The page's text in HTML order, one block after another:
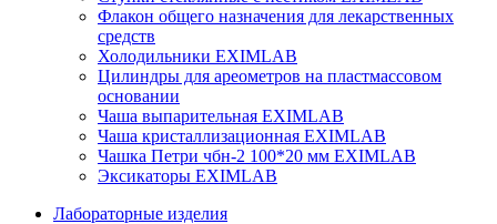
Флакон общего назначения для лекарственных
средств
Холодильники EXIMLAB
Цилиндры для ареометров на пластмассовом
основании
Чаша выпарительная EXIMLAB
Чаша кристаллизационная EXIMLAB
Чашка Петри чбн-2 100*20 мм EXIMLAB
Эксикаторы EXIMLAB
Лабораторные изделия